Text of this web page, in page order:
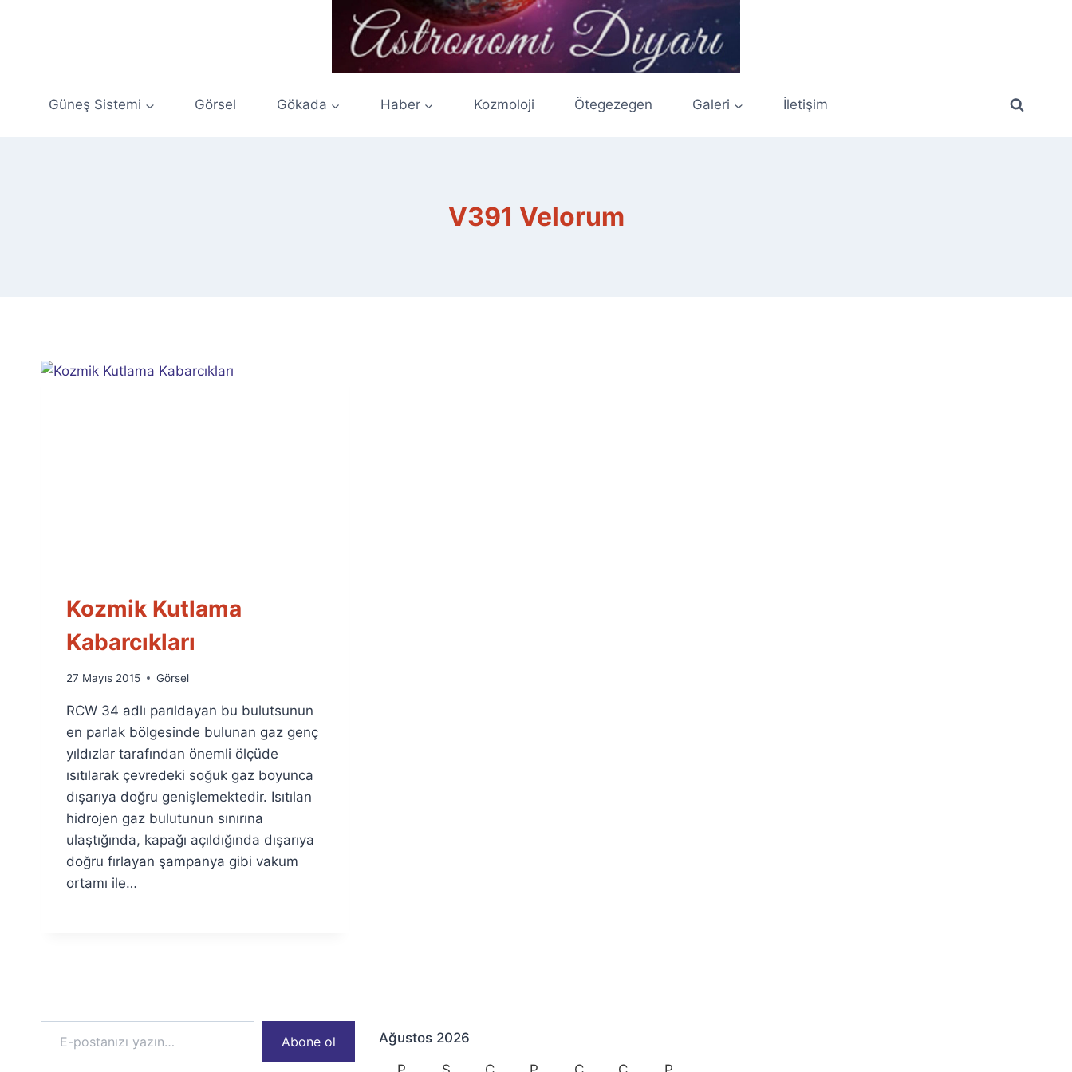
Güneş Sistemi Görsel Gökada Haber Kozmoloji Ötegezegen Galeri İletişim
V391 Velorum
Kozmik Kutlama
Kabarcıkları
By
Fuat
Özyar
27 Mayıs 2015 Görsel
RCW 34 adlı parıldayan bu bulutsunun
en parlak bölgesinde bulunan gaz genç
yıldızlar tarafından önemli ölçüde
ısıtılarak çevredeki soğuk gaz boyunca
dışarıya doğru genişlemektedir. Isıtılan
hidrojen gaz bulutunun sınırına
ulaştığında, kapağı açıldığında dışarıya
doğru fırlayan şampanya gibi vakum
ortamı ile…
E-postanızı yazın…
Abone ol
Ağustos 2026